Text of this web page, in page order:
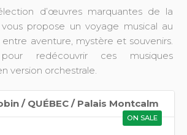
d’œuvres marquantes de la
vous propose un voyage musical au
aventure, mystère et souvenirs.
redécouvrir ces musiques
version orchestrale.
/ QUÉBEC / Palais Montcalm
ON SALE